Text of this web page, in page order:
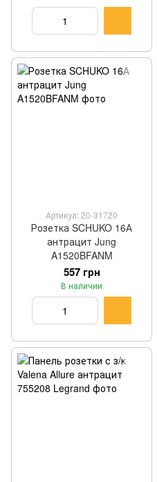
Артикул: 20-31720
Розетка SCHUKO 16А
антрацит Jung
A1520BFANM
557 грн
В наличии